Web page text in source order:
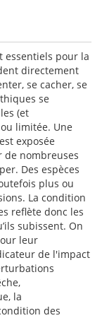
essentiels pour la
directement
se cacher, se
se
(et
limitée. Une
exposée
de nombreuses
Des espèces
plus ou
La condition
reflète donc les
subissent. On
leur
de l'impact
la
des